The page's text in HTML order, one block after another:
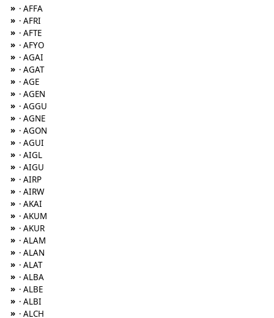
» · AFFA
» · AFRI
» · AFTE
» · AFYO
» · AGAI
» · AGAT
» · AGE
» · AGEN
» · AGGU
» · AGNE
» · AGON
» · AGUI
» · AIGL
» · AIGU
» · AIRP
» · AIRW
» · AKAI
» · AKUM
» · AKUR
» · ALAM
» · ALAN
» · ALAT
» · ALBA
» · ALBE
» · ALBI
» · ALCH